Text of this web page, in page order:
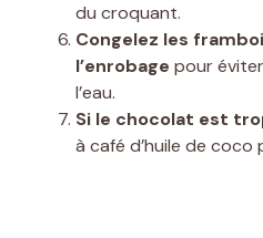
du croquant.
Congelez les
l’enrobage pour
l’eau.
Si le chocolat est
à café d’huile de coco